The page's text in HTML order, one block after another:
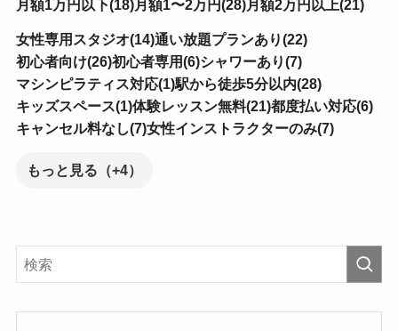
月額1万円以下(18)月額1〜2万円(28)月額2万円以上(21)
女性専用スタジオ(14)通い放題プランあり(22)
初心者向け(26)初心者専用(6)シャワーあり(7)
マシンピラティス対応(1)駅から徒歩5分以内(28)
キッズスペース(1)体験レッスン無料(21)都度払い対応(6)
キャンセル料なし(7)女性インストラクターのみ(7)
もっと見る（+4）